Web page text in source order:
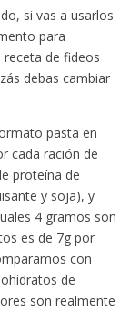
si vas a usarlos
para
receta de fideos
debas cambiar
pasta en
cada ración de
proteína de
y soja), y
4 gramos son
es de 7g por
con
de
son realmente